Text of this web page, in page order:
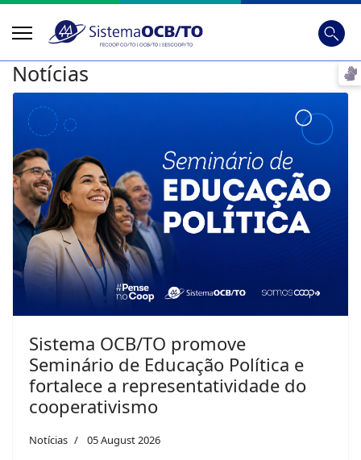
Busca
Notícias
Sistema OCB/TO promove
Seminário de Educação Política e
fortalece a representatividade do
cooperativismo
Notícias 05 August 2026